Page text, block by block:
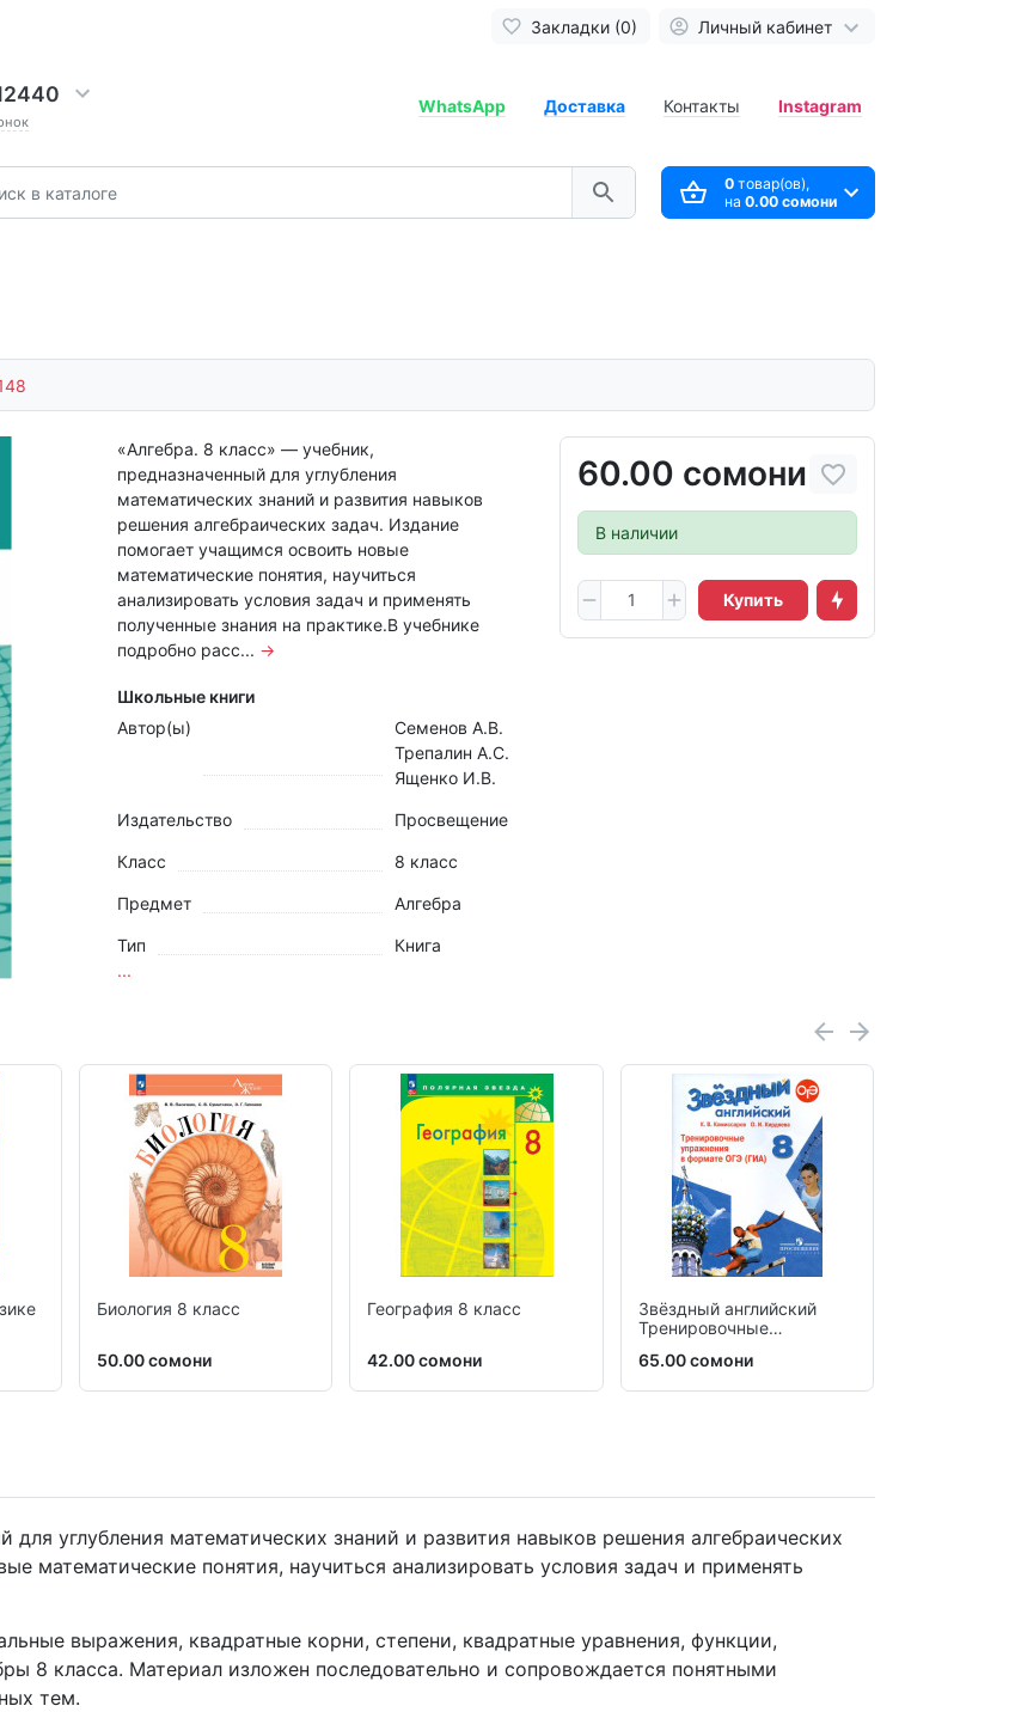
Закладки (0) Личный кабинет
WhatsApp Доставка Контакты Instagram
0товар(ов),
на 0.00 сомони
60.00 сомони
В наличии
Купить
«Алгебра. 8 класс» — учебник,
предназначенный для углубления
математических знаний и развития навыков
решения алгебраических задач. Издание
помогает учащимся освоить новые
математические понятия, научиться
анализировать условия задач и применять
полученные знания на практике.В учебнике
подробно расс... →
Школьные книги
Автор(ы)
Семенов А.В.
Трепалин А.С.
Ященко И.В.
Издательство Просвещение
Класс 8 класс
Предмет Алгебра
Тип
Книга
...
Биология 8 класс
50.00 сомони
География 8 класс
42.00 сомони
Звёздный английский
Тренировочные
65.00 сомони
для углубления математических знаний и развития навыков решения алгебраических
математические понятия, научиться анализировать условия задач и применять
выражения, квадратные корни, степени, квадратные уравнения, функции,
8 класса. Материал изложен последовательно и сопровождается понятными
тем.